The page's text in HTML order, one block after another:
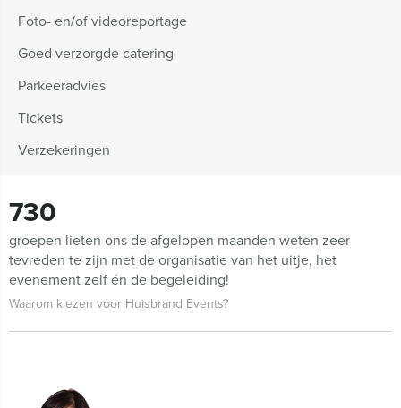
Foto- en/of videoreportage
Goed verzorgde catering
Parkeeradvies
Tickets
Verzekeringen
730
groepen lieten ons de afgelopen maanden weten zeer
tevreden te zijn met de organisatie van het uitje, het
evenement zelf én de begeleiding!
Waarom kiezen voor Huisbrand Events?